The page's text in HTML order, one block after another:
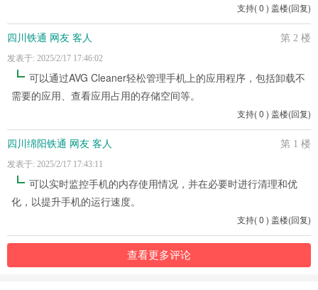
支持(0 ) 盖楼(回复)
第 2 楼
四川铁通 网友 客人
发表于: 2025/2/17 17:46:02
可以通过AVG Cleaner轻松管理手机上的应用程序，包括卸载不
需要的应用、查看应用占用的存储空间等。
支持(0 ) 盖楼(回复)
第 1 楼
四川绵阳铁通 网友 客人
发表于: 2025/2/17 17:43:11
可以实时监控手机的内存使用情况，并在必要时进行清理和优
化，以提升手机的运行速度。
支持(0 ) 盖楼(回复)
查看更多评论